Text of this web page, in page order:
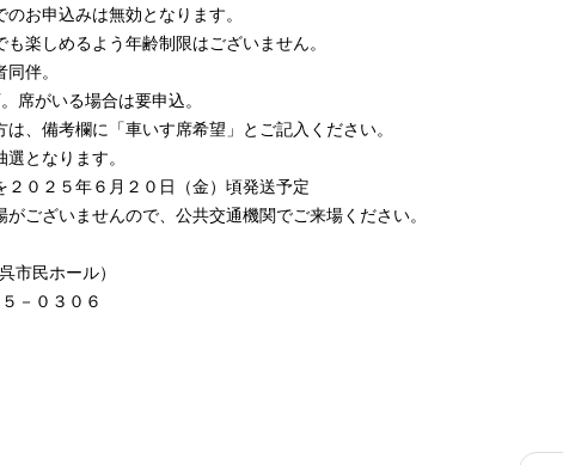
みは無効となります。
よう年齢制限はございません。
。
る場合は要申込。
「車いす席希望」とご記入ください。
ります。
６月２０日（金）頃発送予定
んので、公共交通機関でご来場ください。
民ホール）
３０６